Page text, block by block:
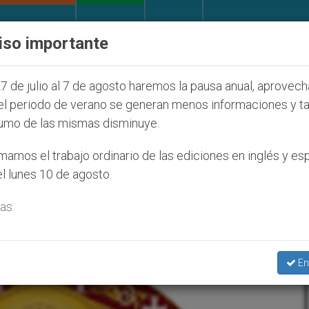
ante caso de obispo católico desaparecido por
Y Gran Concilio Pan-Ortodoxo’
importante
de julio al 7 de agosto haremos la pausa anual,
periodo de verano se generan menos informaciones y
de las mismas disminuye.
el trabajo ordinario de las ediciones en inglés y
lunes 10 de agosto.